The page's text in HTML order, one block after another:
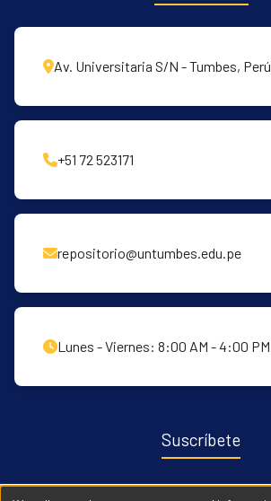
Av. Universitaria S/N - Tumbes, Perú
+51 72 523171
repositorio@untumbes.edu.pe
Lunes - Viernes: 8:00 AM - 4:00 PM
Suscríbete
Recibe notificaciones sobre nuevas